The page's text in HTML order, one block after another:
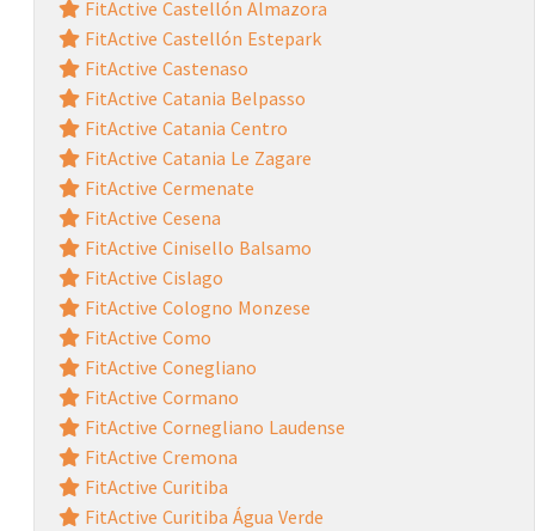
FitActive Castellón Almazora
FitActive Castellón Estepark
FitActive Castenaso
FitActive Catania Belpasso
FitActive Catania Centro
FitActive Catania Le Zagare
FitActive Cermenate
FitActive Cesena
FitActive Cinisello Balsamo
FitActive Cislago
FitActive Cologno Monzese
FitActive Como
FitActive Conegliano
FitActive Cormano
FitActive Cornegliano Laudense
FitActive Cremona
FitActive Curitiba
FitActive Curitiba Água Verde